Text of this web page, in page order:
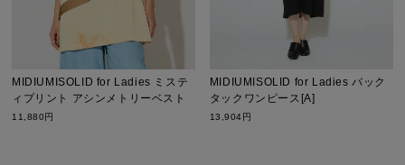
MIDIUMISOLID for Ladies ミステ
ィプリント アシンメトリーベスト
11,880円
MIDIUMISOLID for Ladies バック
タックワンピース[A]
13,904円